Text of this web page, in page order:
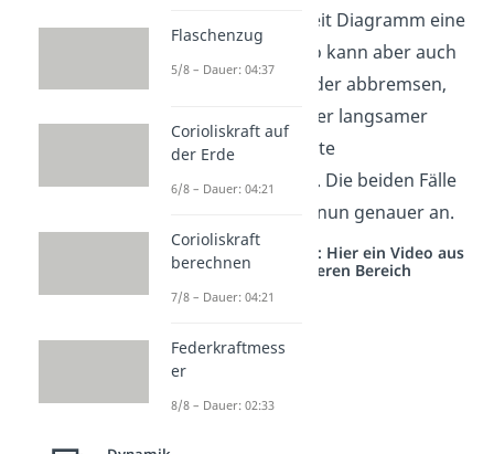
Graph im Weg-Zeit Diagramm eine
Gerade. Das Auto kann aber auch
beschleunigen oder abbremsen,
also schneller oder langsamer
werden (konstante
Beschleunigung). Die beiden Fälle
schauen wir uns nun genauer an.
Studyflix vernetzt: Hier ein Video aus
einem anderen Bereich
Flaschenzug
5/8 – Dauer: 04:37
Corioliskraft auf
der Erde
6/8 – Dauer: 04:21
Corioliskraft
berechnen
7/8 – Dauer: 04:21
Federkraftmess
er
8/8 – Dauer: 02:33